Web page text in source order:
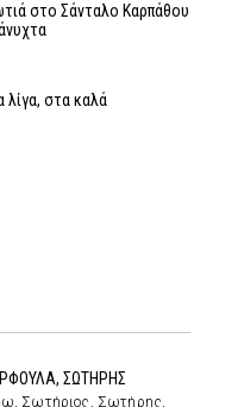
στο Σάνταλο Καρπάθου
λίγα, στα καλά
ΣΩΤΗΡΗΣ
Σωτήριος, Σωτήρης,